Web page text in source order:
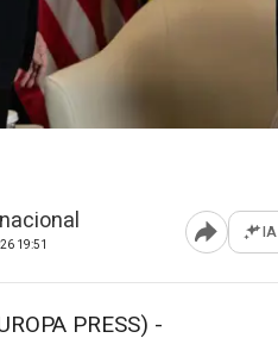
19:51 Abrir IA
PRESS) -